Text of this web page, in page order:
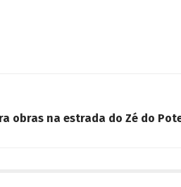
obras na estrada do Zé do